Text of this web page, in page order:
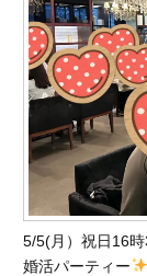
5/5(月）祝日16
婚活パーティー